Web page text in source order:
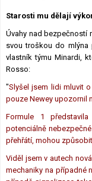
Starosti mu dělají
Úvahy nad bezpečností
svou troškou do mlýna
vlastník týmu Minardi,
Rosso:
"Slyšel jsem lidi mluvit
pouze Newey upozornil
Formule 1
potenciálně
přehřátí, mohou
Viděl jsem v autech
mechaniky na případné